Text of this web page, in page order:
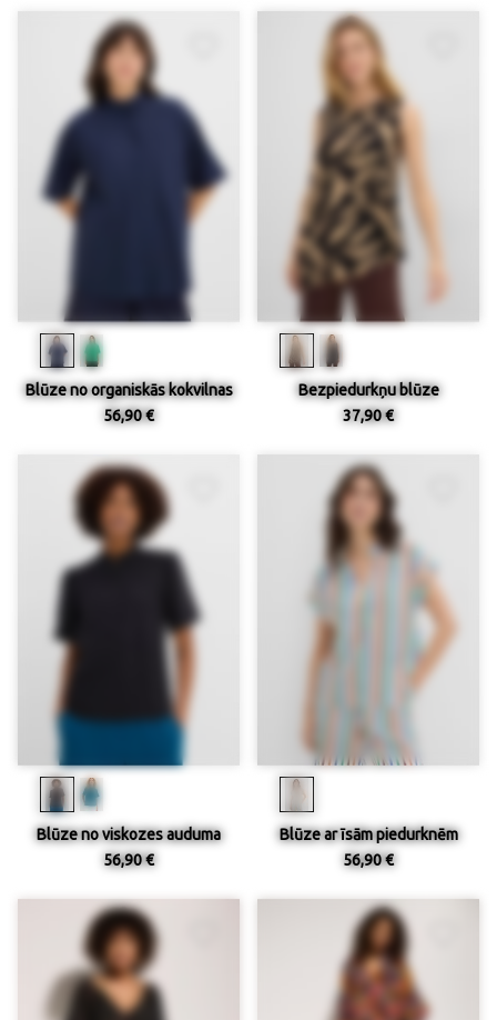
Blūze no organiskās kokvilnas
56,90 €
Bezpiedurkņu blūze
37,90 €
Blūze no viskozes auduma
56,90 €
Blūze ar īsām piedurknēm
56,90 €